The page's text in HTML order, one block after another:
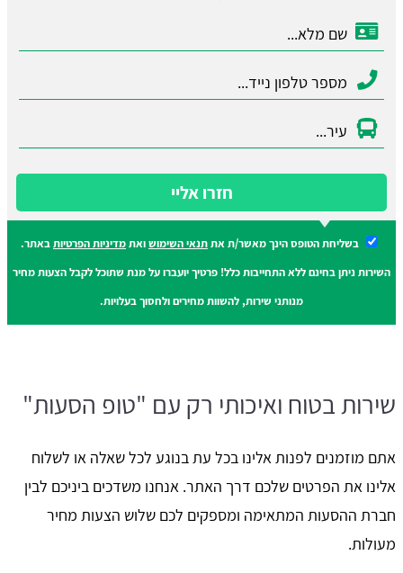
חזרו אליי
בשליחת הטופס הינך מאשר/ת אתתנאי השימושואתמדיניות הפרטיותבאתר.
השירות ניתן בחינם ללא התחייבות כלל! פרטיך יועברו על מנת שתוכל לקבל הצעות מחיר
מנותני שירות, להשוות מחירים ולחסוך בעלויות.
שירות בטוח ואיכותי רק עם "טופ הסעות"
אתם מוזמנים לפנות אלינו בכל עת בנוגע לכל שאלה או לשלוח
אלינו את הפרטים שלכם דרך האתר. אנחנו משדכים ביניכם לבין
חברת ההסעות המתאימה ומספקים לכם שלוש הצעות מחיר
מעולות.